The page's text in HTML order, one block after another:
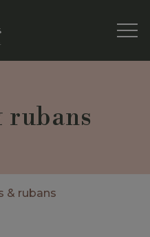
rubans
& rubans